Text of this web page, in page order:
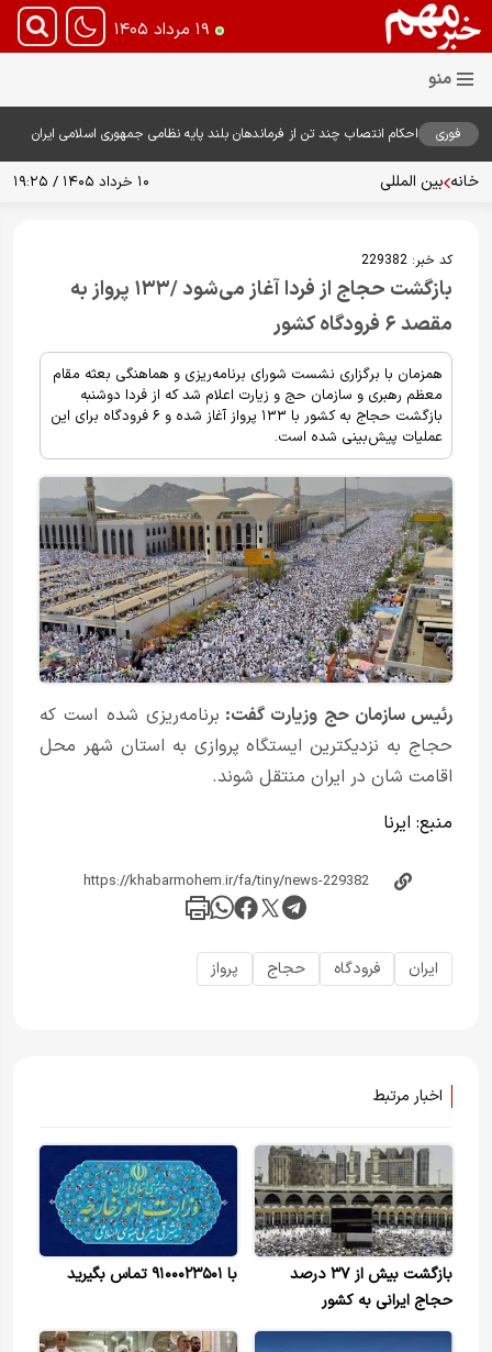
۱۹ مرداد ۱۴۰۵
فوری
احکام انتصاب چند تن از فرماندهان بلند پایه نظامی جمهوری اسلامی ایران
خانه بین المللی ۱۰ خرداد ۱۴۰۵ / ۱۹:۲۵
کد خبر: 229382
بازگشت حجاج از فردا آغاز می‌شود /۱۳۳ پرواز به
مقصد ۶ فرودگاه کشور
همزمان با برگزاری نشست شورای برنامه‌ریزی و هماهنگی بعثه مقام
معظم رهبری و سازمان حج و زیارت اعلام شد که از فردا دوشنبه
بازگشت حجاج به کشور با ۱۳۳ پرواز آغاز شده و ۶ فرودگاه برای این
عملیات پیش‌بینی شده است.
رئیس سازمان حج وزیارت گفت: برنامه‌ریزی شده است که
حجاج به نزدیکترین ایستگاه پروازی به استان شهر محل
اقامت شان در ایران منتقل شوند.
منبع: ایرنا
ایران فرودگاه حجاج پرواز
اخبار مرتبط
بازگشت بیش از ۳۷ درصد
حجاج ایرانی به کشور
با ۹۱۰۰۰۲۳۵۰۱ تماس بگیرید